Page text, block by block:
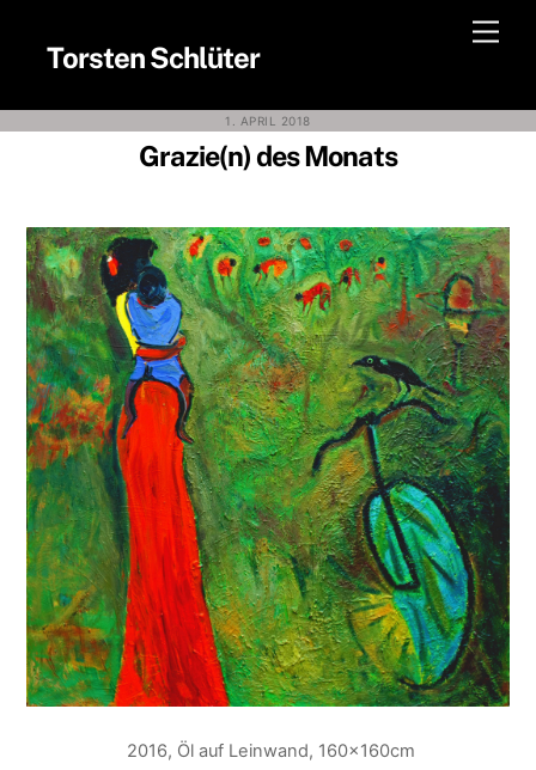
contentTorsten Schlüter
1. APRIL 2018
Grazie(n) des Monats
2016, Öl auf Leinwand, 160x160cm